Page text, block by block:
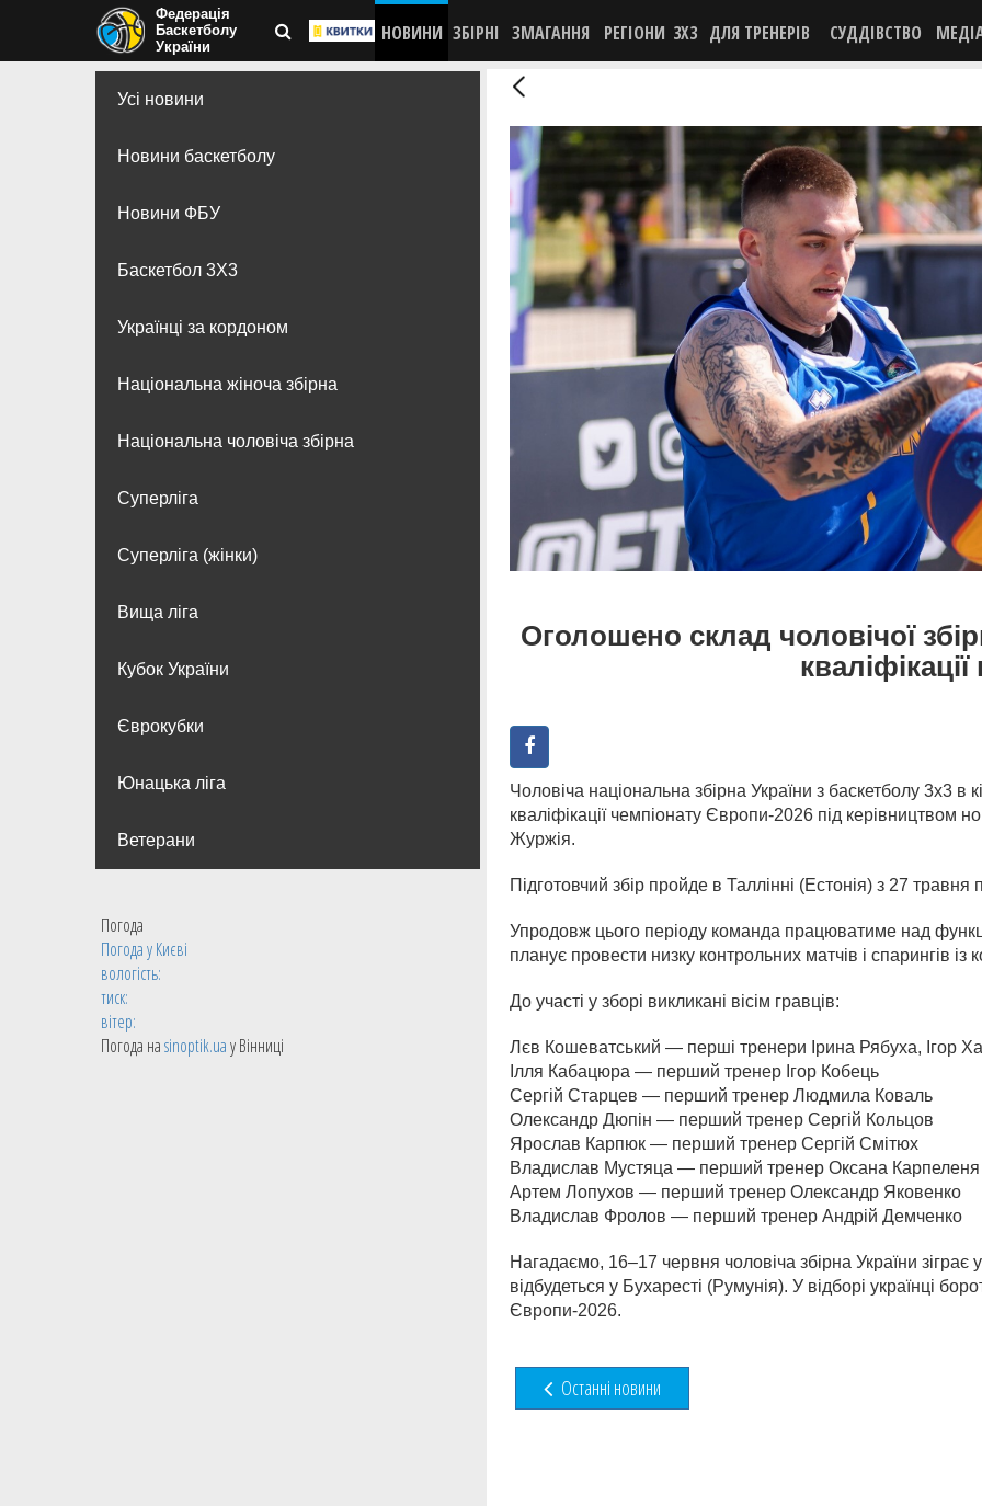
Федерація
Баскетболу
України
НОВИНИ ЗБІРНІ ЗМАГАННЯ РЕГІОНИ 3X3 ДЛЯ ТРЕНЕРІВ СУДДІВСТВО
Усі новини
Новини баскетболу
Новини ФБУ
Баскетбол 3Х3
Українці за кордоном
Національна жіноча збірна
Національна чоловіча збірна
Суперліга
Суперліга (жінки)
Вища лiга
Кубок України
Єврокубки
Юнацька ліга
Ветерани
Погода
Погода уКиєві
вологість:
тиск:
вітер:
Погода наsinoptik.uaу Вінниці
Оголошено склад чоловічої
Чоловіча національна збірна України з баскетболу 3х3 в
кваліфікації чемпіонату Європи-2026 під керівництвом
Журжія.
Підготовчий збір пройде в Таллінні (Естонія) з 27 травня
Упродовж цього періоду команда працюватиме над
планує провести низку контрольних матчів і спарингів із
До участі у зборі викликані вісім гравців:
Лєв Кошеватський — перші тренери Ірина Рябуха, Ігор
Ілля Кабацюра — перший тренер Ігор Кобець
Сергій Старцев — перший тренер Людмила Коваль
Олександр Дюпін — перший тренер Сергій Кольцов
Ярослав Карпюк — перший тренер Сергій Смітюх
Владислав Мустяца — перший тренер Оксана Карпеленя
Артем Лопухов — перший тренер Олександр Яковенко
Владислав Фролов — перший тренер Андрій Демченко
Нагадаємо, 16–17 червня чоловіча збірна України зіграє у
відбудеться у Бухаресті (Румунія). У відборі українці
Європи-2026.
Останні новини